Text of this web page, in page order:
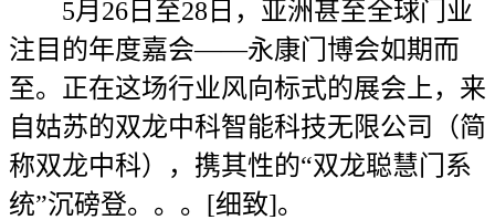
5月26日至28日，亚洲甚至全球门业
注目的年度嘉会——永康门博会如期而
至。正在这场行业风向标式的展会上，来
自姑苏的双龙中科智能科技无限公司（简
称双龙中科），携其性的“双龙聪慧门系
统”沉磅登。。。[细致]。